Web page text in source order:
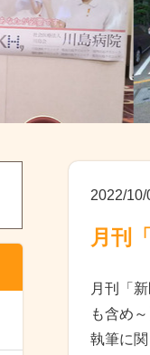
2022/10/
月刊
月刊「
も含め
執筆に